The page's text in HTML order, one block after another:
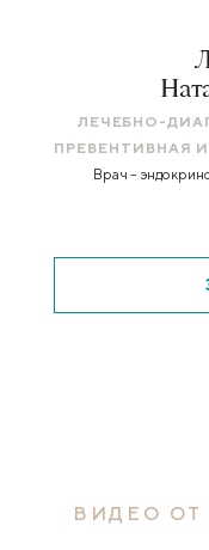
ЛЕЧЕБНО-
ПРЕВЕНТИВНАЯ
Врач –
ВИДЕО